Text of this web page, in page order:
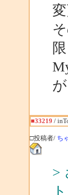
■33219 /
□投稿者/ ち
>